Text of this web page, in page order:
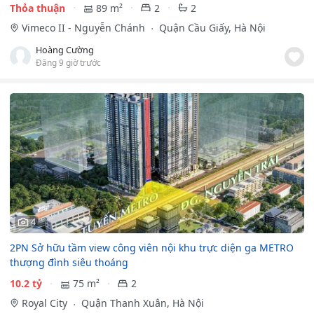
Thỏa thuận
89 m² 2
2
Vimeco II - Nguyễn Chánh
Quận Cầu Giấy, Hà Nội
Hoàng Cường
Đăng 9 giờ trước
4
2PN Sở hữu tầm view công viên nội khu trực diện ga METRO
thượng đình siêu thoáng
10.2 tỷ
75 m²
2
Royal City
Quận Thanh Xuân, Hà Nội